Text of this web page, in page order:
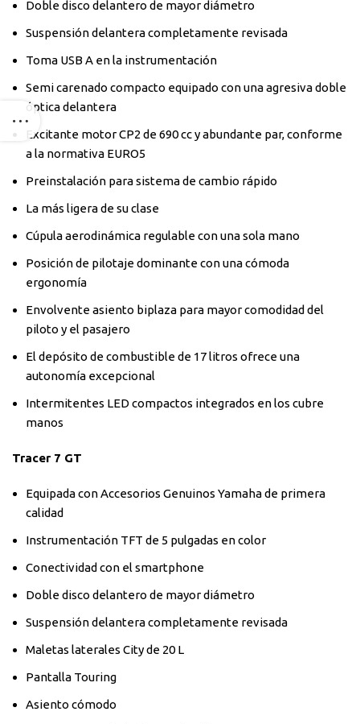
Doble disco delantero de mayor diámetro
Suspensión delantera completamente revisada
Toma USB A en la instrumentación
Semi carenado compacto equipado con una agresiva doble
óptica delantera
Excitante motor CP2 de 690 cc y abundante par, conforme
a la normativa EURO5
Preinstalación para sistema de cambio rápido
La más ligera de su clase
Cúpula aerodinámica regulable con una sola mano
Posición de pilotaje dominante con una cómoda
ergonomía
Envolvente asiento biplaza para mayor comodidad del
piloto y el pasajero
El depósito de combustible de 17 litros ofrece una
autonomía excepcional
Intermitentes LED compactos integrados en los cubre
manos
Tracer 7 GT
Equipada con Accesorios Genuinos Yamaha de primera
calidad
Instrumentación TFT de 5 pulgadas en color
Conectividad con el smartphone
Doble disco delantero de mayor diámetro
Suspensión delantera completamente revisada
Maletas laterales City de 20 L
Pantalla Touring
Asiento cómodo